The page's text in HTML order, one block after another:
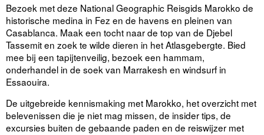
Bezoek met deze National Geographic Reisgids Marokko de
historische medina in Fez en de havens en pleinen van
Casablanca. Maak een tocht naar de top van de Djebel
Tassemit en zoek te wilde dieren in het Atlasgebergte. Bied
mee bij een tapijtenveilig, bezoek een hammam,
onderhandel in de soek van Marrakesh en windsurf in
Essaouira.
De uitgebreide kennismaking met Marokko, het overzicht met
belevenissen die je niet mag missen, de insider tips, de
excursies buiten de gebaande paden en de reiswijzer met